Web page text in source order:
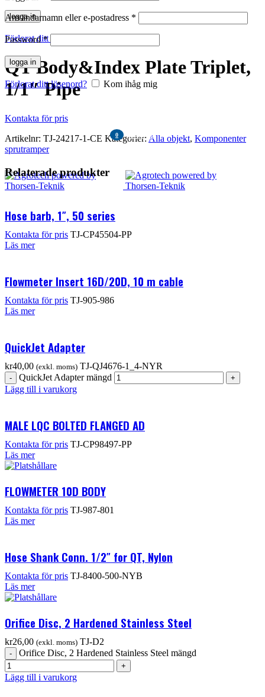
logga in
Förlorat ditt lösenord?
Användarnamn eller e-postadress *
Password*
logga in
Förlorat ditt lösenord? Kom ihåg mig
0
KR 0,00
Klicka för att förstora
QT Body&Index Plate Triplet,
1/1″ Pipe
Kontakta för pris
Artikelnr: TJ-24217-1-CE Kategorier: Alla objekt, Komponenter
sprutramper
Relaterade produkter
Hose barb, 1″, 50 series
Kontakta för pris TJ-CP45504-PP
Läs mer
Flowmeter Insert 16D/20D, 10 m cable
Kontakta för pris TJ-905-986
Läs mer
QuickJet Adapter
kr40,00 (exkl. moms) TJ-QJ4676-1_4-NYR
QuickJet Adapter mängd
Lägg till i varukorg
MALE LQC BOLTED FLANGED AD
Kontakta för pris TJ-CP98497-PP
Läs mer
FLOWMETER 10D BODY
Kontakta för pris TJ-987-801
Läs mer
Hose Shank Conn. 1/2″ for QT, Nylon
Kontakta för pris TJ-8400-500-NYB
Läs mer
Orifice Disc, 2 Hardened Stainless Steel
kr26,00 (exkl. moms) TJ-D2
Orifice Disc, 2 Hardened Stainless Steel mängd
Lägg till i varukorg